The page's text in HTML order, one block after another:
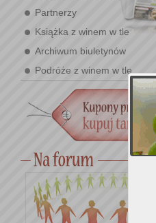
Partnerzy
Książka z winem w tle
Archiwum biuletynów
Podróże z winem w tle